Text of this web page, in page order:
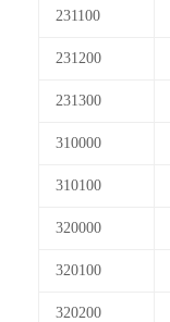
231100
231200
231300
310000
310100
320000
320100
320200